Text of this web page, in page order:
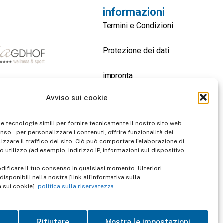
Avviso sui cookie
tecnologie simili per fornire tecnicamente il nostro sito web
– per personalizzare i contenuti, offrire funzionalità dei
il traffico del sito. Ciò può comportare l'elaborazione di
utilizzo (ad esempio, indirizzo IP, informazioni sul dispositivo
il tuo consenso in qualsiasi momento. Ulteriori
nella nostra [link all'informativa sulla
sui cookie]. politica sulla riservatezza.
informazioni
Termini e Condizioni
Protezione dei dati
impronta
contatto